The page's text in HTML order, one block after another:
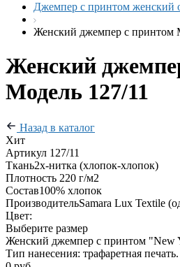
Джемпер с принтом женский
Женский джемпер с принтом
Женский
Модель 127/11
Назад в каталог
Хит
Артикул 127/11
Ткань2х-нитка (хлопок-хлопок)
Плотность 220 г/м2
Состав100% хлопок
ПроизводительSamara Lux Textile
Цвет:
Выберите размер
Женский джемпер с принтом "New
Тип нанесения: трафаретная печать.